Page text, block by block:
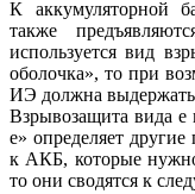
К аккумуляторной
также
используется вид
оболочка», то при
ИЭ должна
Взрывозащита вида
e» определяет
к АКБ, которые
то они сводятся к